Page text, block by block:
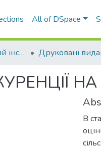
All of DSpace
Навчально-науковий інститут економіки, управління, права та інформаційних технологій Друковані
В